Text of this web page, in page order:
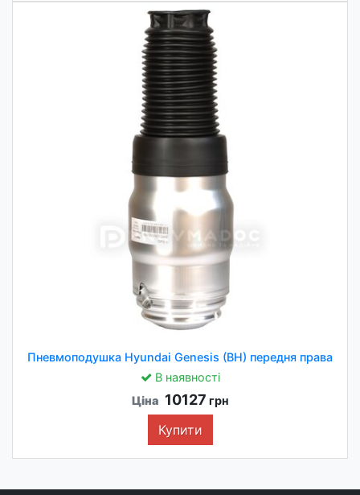
Пневмоподушка Hyundai Genesis (BH) передня права
В наявності
Ціна 10127 грн
Купити